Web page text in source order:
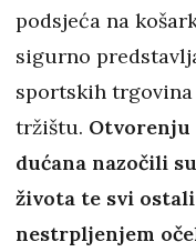
podsjeća na
sigurno
sportskih trgovina
tržištu. Otvorenju
dućana nazočili
života te svi
nestrpljenjem